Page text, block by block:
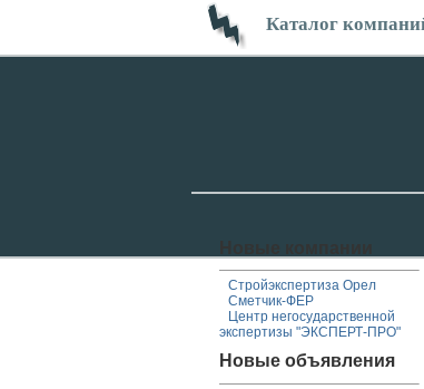
Каталог
Стройэкспертиза Орел
Сметчик-ФЕР
Центр негосударственной
экспертизы "ЭКСПЕРТ-ПРО"
Новые объявления